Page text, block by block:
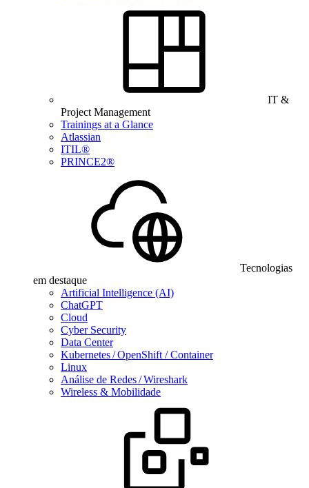
IT &
Project Management
Trainings at a Glance
Atlassian
ITIL®
PRINCE2®
Tecnologias
em destaque
Artificial Intelligence (AI)
ChatGPT
Cloud
Cyber Security
Data Center
Kubernetes / OpenShift / Container
Linux
Análise de Redes / Wireshark
Wireless & Mobilidade